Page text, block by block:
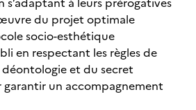
du projet optimale
socio-esthétique
en respectant les règles de
et du secret
un accompagnement